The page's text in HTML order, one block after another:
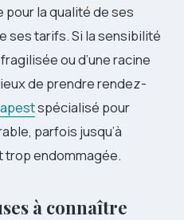
pour la qualité de ses
ses tarifs. Si la sensibilité
ou d’une racine
de prendre rendez-
spécialisé pour
parfois jusqu’à
trop endommagée.
à connaître